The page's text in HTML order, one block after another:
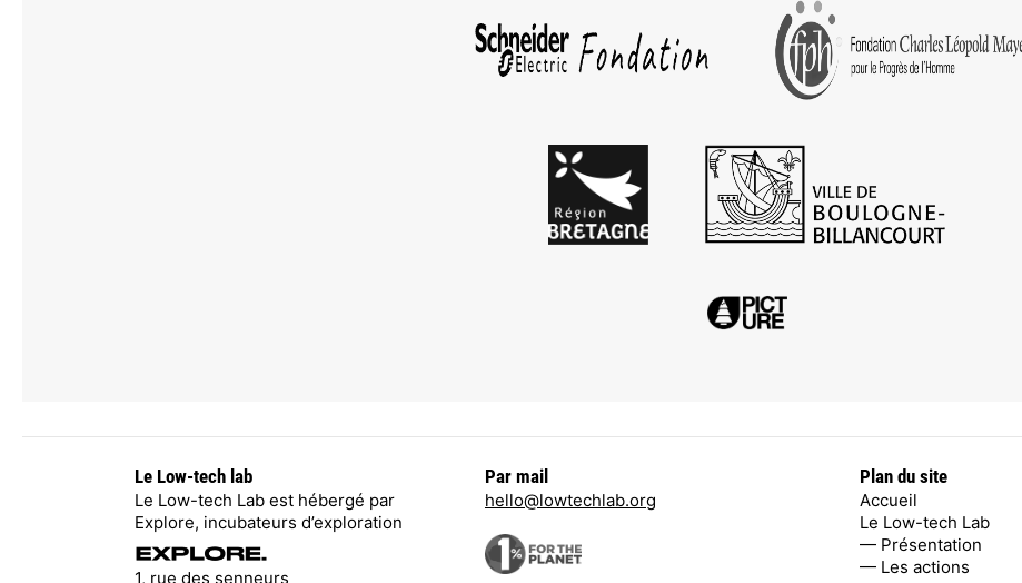
Le Low-tech lab
Le Low-tech Lab est hébergé par
Explore, incubateurs d’exploration
1, rue des senneurs
Par mail
hello@lowtechlab.org
Plan du site
Accueil
Le Low-tech Lab
— Présentation
— Les actions